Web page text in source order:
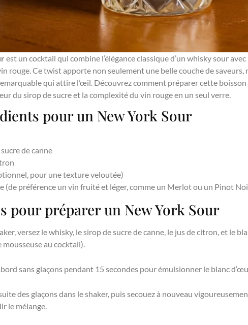
est un cocktail qui combine l’élégance classique d’un whisky sour
rouge. Ce twist apporte non seulement une belle couche de
qui attire l’œil. Découvrez comment préparer cette
du sirop de sucre et la complexité du vin rouge en un seul verre.
pour un New York Sour
de canne
pour une texture veloutée)
(de préférence un vin fruité et léger, comme un Merlot ou un Pinot
pour préparer un New York Sour
versez le whisky, le sirop de sucre de canne, le jus de citron, et le
au cocktail).
sans glaçons pendant 15 secondes pour émulsionner le blanc
des glaçons dans le shaker, puis secouez à nouveau
le mélange.